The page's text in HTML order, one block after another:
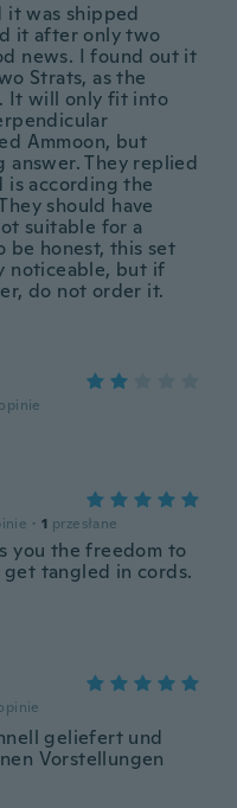
it was shipped
it after only two
news. I found out it
Strats, as the
It will only fit into
Ammoon, but
They replied
according the
should have
suitable for a
be honest, this set
noticeable, but if
do not order it.
opinie
· 1 przesłane
you the freedom to
tangled in cords.
geliefert und
Vorstellungen